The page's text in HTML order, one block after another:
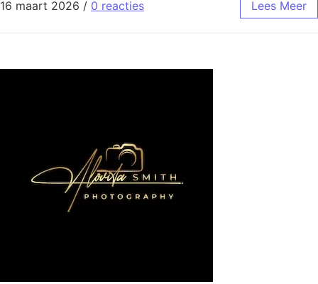
16 maart 2026 / 0 reacties Lees Meer